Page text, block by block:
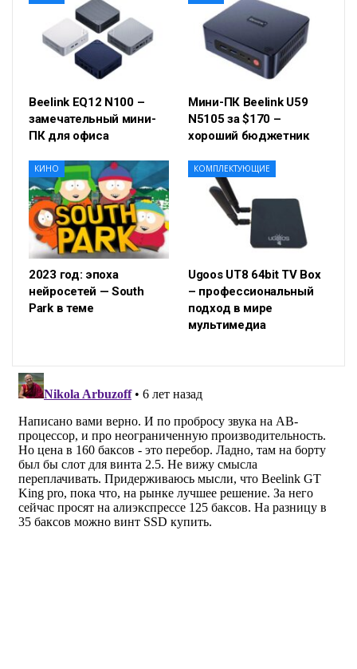
Beelink EQ12 N100 –
замечательный мини-
ПК для офиса
Мини-ПК Beelink U59
N5105 за $170 –
хороший бюджетник
КИНО
2023 год: эпоха
нейросетей — South
Park в теме
КОМПЛЕКТУЮЩИЕ
Ugoos UT8 64bit TV Box
– профессиональный
подход в мире
мультимедиа